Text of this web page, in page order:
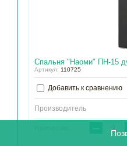
Спальня "Наоми" ПН-15
Артикул: 110725
Добавить к сравнению
Производитель